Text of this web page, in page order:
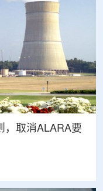
，取消ALARA要